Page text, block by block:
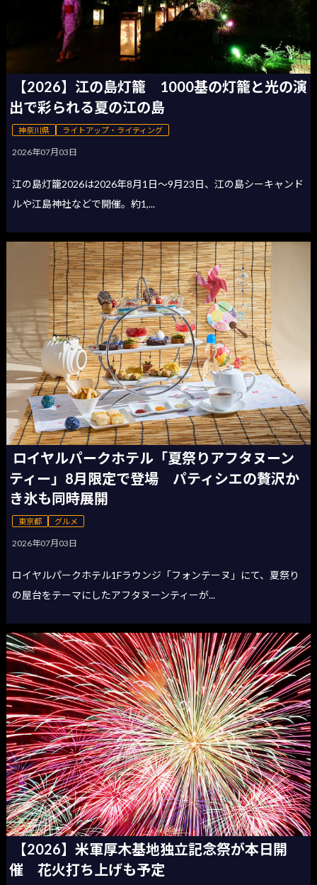
【2026】江の島灯籠 1000基の灯籠と光の演
出で彩られる夏の江の島
神奈川県 ライトアップ・ライティング
2026年07月03日
江の島灯籠2026は2026年8月1日〜9月23日、江の島シーキャンド
ルや江島神社などで開催。約1,...
ロイヤルパークホテル「夏祭りアフタヌーン
ティー」8月限定で登場 パティシエの贅沢か
き氷も同時展開
東京都 グルメ
2026年07月03日
ロイヤルパークホテル1Fラウンジ「フォンテーヌ」にて、夏祭り
の屋台をテーマにしたアフタヌーンティーが...
【2026】米軍厚木基地独立記念祭が本日開
催 花火打ち上げも予定